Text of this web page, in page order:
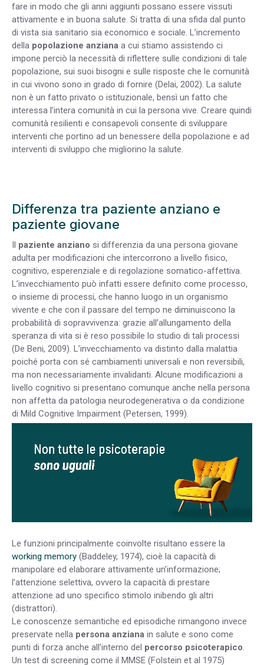
fare in modo che gli anni aggiunti possano essere vissuti
attivamente e in buona salute. Si tratta di una sfida dal punto
di vista sia sanitario sia economico e sociale. L’incremento
della popolazione anziana a cui stiamo assistendo ci
impone perciò la necessità di riflettere sulle condizioni di tale
popolazione, sui suoi bisogni e sulle risposte che le comunità
in cui vivono sono in grado di fornire (Delai, 2002). La salute
non è un fatto privato o istituzionale, bensì un fatto che
interessa l’intera comunità in cui la persona vive. Creare quindi
comunità resilienti e consapevoli consente di sviluppare
interventi che portino ad un benessere della popolazione e ad
interventi di sviluppo che migliorino la salute.
Differenza tra paziente anziano e
paziente giovane
Il paziente anziano si differenzia da una persona giovane
adulta per modificazioni che intercorrono a livello fisico,
cognitivo, esperenziale e di regolazione somatico-affettiva.
L’invecchiamento può infatti essere definito come processo,
o insieme di processi, che hanno luogo in un organismo
vivente e che con il passare del tempo ne diminuiscono la
probabilità di sopravvivenza: grazie all’allungamento della
speranza di vita si è reso possibile lo studio di tali processi
(De Beni, 2009). L’invecchiamento va distinto dalla malattia
poiché porta con sé cambiamenti universali e non reversibili,
ma non necessariamente invalidanti. Alcune modificazioni a
livello cognitivo si presentano comunque anche nella persona
non affetta da patologia neurodegenerativa o da condizione
di Mild Cognitive Impairment (Petersen, 1999).
Le funzioni principalmente coinvolte risultano essere la
working memory (Baddeley, 1974), cioè la capacità di
manipolare ed elaborare attivamente un’informazione;
l’attenzione selettiva, ovvero la capacità di prestare
attenzione ad uno specifico stimolo inibendo gli altri
(distrattori).
Le conoscenze semantiche ed episodiche rimangono invece
preservate nella persona anziana in salute e sono come
punti di forza anche all’interno del percorso psicoterapico.
Un test di screening come il MMSE (Folstein et al 1975)